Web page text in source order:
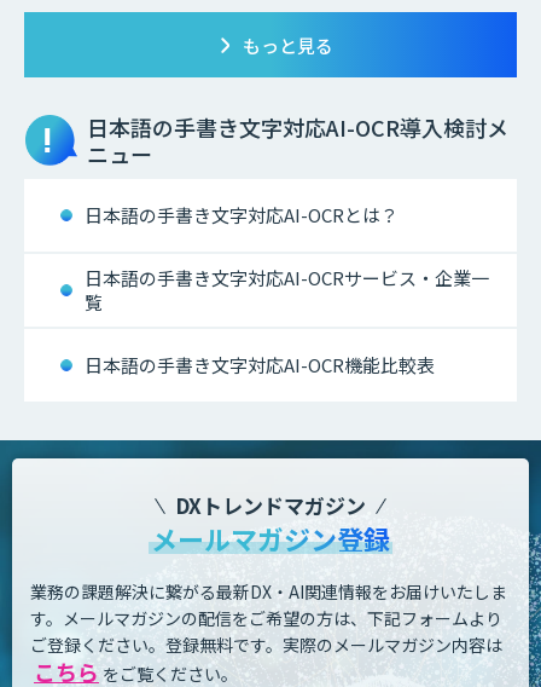
もっと見る
日本語の手書き文字対応AI-OCR導入検討メ
ニュー
日本語の手書き文字対応AI-OCRとは？
日本語の手書き文字対応AI-OCRサービス・企業一
覧
日本語の手書き文字対応AI-OCR機能比較表
DXトレンドマガジン
メールマガジン登録
業務の課題解決に繋がる最新DX・AI関連情報をお届けいたしま
す。 メールマガジンの配信をご希望の方は、下記フォームより
ご登録ください。登録無料です。 実際のメールマガジン内容は
こちら をご覧ください。